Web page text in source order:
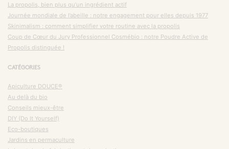
La propolis, bien plus qu’un ingrédient actif
Journée mondiale de l’abeille : notre engagement pour elles depuis 1977
Skinimalism : comment simplifier votre routine avec la propolis
Coup de Cœur du Jury Professionnel Cosmébio : notre Poudre Active de
Propolis distinguée !
CATÉGORIES
Apiculture DOUCE®
Au delà du bio
Conseils mieux-être
DIY (Do It Yourself)
Eco-boutiques
Jardins en permaculture